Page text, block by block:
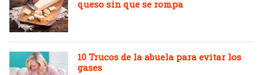
queso sin que se rompa
10 Trucos de la abuela para evitar los
gases